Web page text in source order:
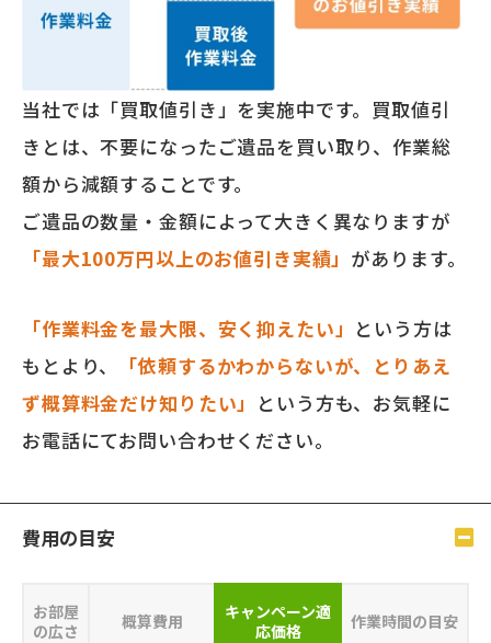
当社では「買取値引き」を実施中です。買取値引
きとは、不要になったご遺品を買い取り、作業総
額から減額することです。
ご遺品の数量・金額によって大きく異なりますが
「最大100万円以上のお値引き実績」 があります。
「作業料金を最大限、安く抑えたい」 という方は
もとより、
「依頼するかわからないが、とりあえ
ず概算料金だけ知りたい」 という方も、お気軽に
お電話にてお問い合わせください。
費⽤の⽬安
お部屋
の広さ
概算費用 キャンペーン適
応価格
作業時間の目安